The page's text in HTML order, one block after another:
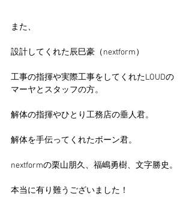
また、
設計してくれた辰巳豪（nextform）
工事の指揮や実際工事をしてくれたLOUDの
マーヤとスタッフの方。
解体の指揮やひとり工務店の垂人君。
解体を手伝ってくれたボーン君。
nextformの栗山朋久、福嶋勇樹、文字勝史。
本当に有り難うございました！